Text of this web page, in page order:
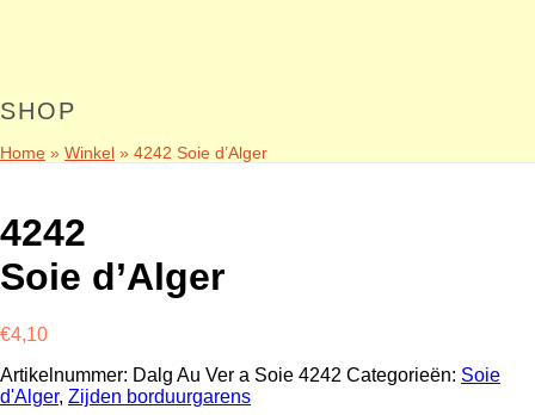
SHOP
Home » Winkel » 4242 Soie d’Alger
4242
Soie d’Alger
€4,10
Artikelnummer: Dalg Au Ver a Soie 4242 Categorieën: Soie
d'Alger, Zijden borduurgarens